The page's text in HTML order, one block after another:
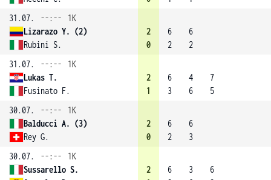
31.07.
--:--
1K
Lizarazo Y. (2)
Rubini S.
2
0
6
2
6
2
31.07.
--:--
1K
Lukas T.
Fusinato F.
2
1
6
3
4
6
7
5
30.07.
--:--
1K
Balducci A. (3)
Rey G.
2
0
6
2
6
3
30.07.
--:--
1K
Sussarello S.
2
6
3
6